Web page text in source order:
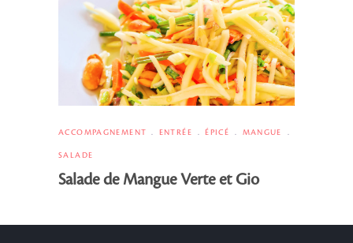
ACCOMPAGNEMENT ENTRÉE ÉPICÉ MANGUE
SALADE
Salade de Mangue Verte et Gio